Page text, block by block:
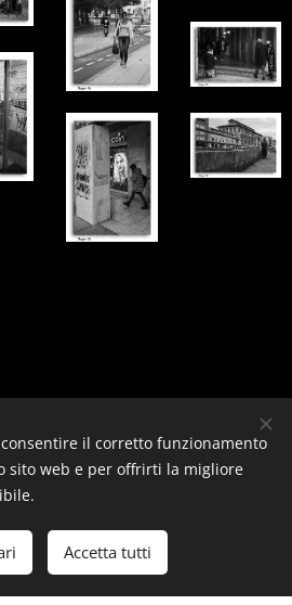
- 2023 - 2024 Filippo Ph
Webnode Cookies
web gratis! Inizia
il corretto funzionamento
sito web e per offrirti la migliore
Accetta tutti